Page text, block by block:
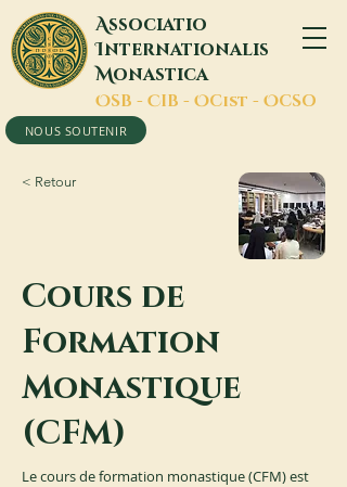
Associatio
Internationalis
Monastica
OSB - CIB - OCist - OCSO
NOUS SOUTENIR
< Retour
Cours de
Formation
Monastique
(CFM)
Le cours de formation monastique (CFM) est